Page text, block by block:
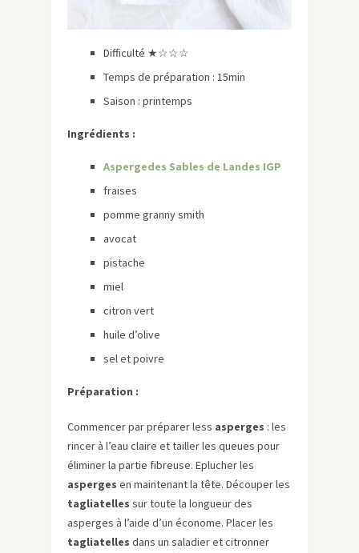
Difficulté ★☆☆☆
Temps de préparation : 15min
Saison : printemps
Ingrédients :
Aspergedes Sables de Landes IGP
fraises
pomme granny smith
avocat
pistache
miel
citron vert
huile d’olive
sel et poivre
Préparation :
Commencer par préparer less asperges : les
rincer à l’eau claire et tailler les queues pour
éliminer la partie fibreuse. Eplucher les
asperges en maintenant la tête. Découper les
tagliatelles sur toute la longueur des
asperges à l’aide d’un économe. Placer les
tagliatelles dans un saladier et citronner